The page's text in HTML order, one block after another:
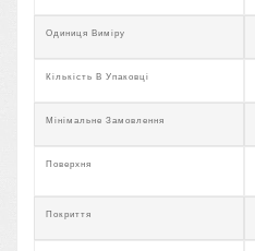
Одиниця Виміру
Кількість В Упаковці
Мінімальне Замовлення
Поверхня
Покриття